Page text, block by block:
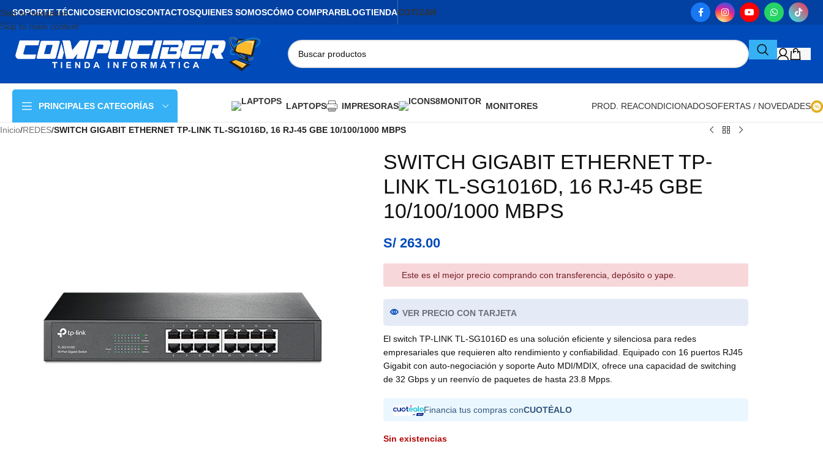
Skip to navigation
Skip to main content
SOPORTE TÉCNICOSERVICIOSCONTACTOSQUIENES SOMOSCÓMO COMPRARBLOGTIENDACOTIZAR
PRINCIPALES CATEGORÍAS LAPTOPS IMPRESORAS MONITORES PROD. REACONDICIONADOSOFERTAS / NOVEDADES
Inicio/REDES/SWITCH GIGABIT ETHERNET TP-LINK TL-SG1016D, 16 RJ-45 GBE 10/100/1000 MBPS
SWITCH GIGABIT ETHERNET TP-
LINK TL-SG1016D, 16 RJ-45 GBE
10/100/1000 MBPS
S/263.00
Este es el mejor precio comprando con transferencia, depósito o yape.
VER PRECIO CON TARJETA
El switch TP-LINK TL-SG1016D es una solución eficiente y silenciosa para redes
empresariales que requieren alto rendimiento y confiabilidad. Equipado con 16 puertos RJ45
Gigabit con auto-negociación y soporte Auto MDI/MDIX, ofrece una capacidad de switching
de 32 Gbps y un reenvío de paquetes de hasta 23.8 Mpps.
Financia tus compras conCUOTÉALO
Sin existencias